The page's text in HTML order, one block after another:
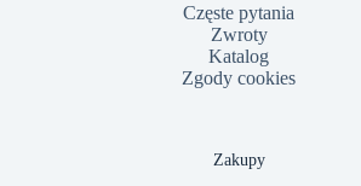
Częste pytania
Zwroty
Katalog
Zgody cookies
Zakupy